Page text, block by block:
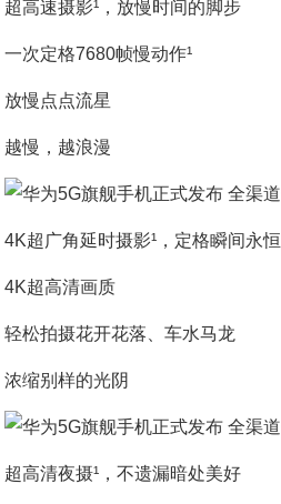
超高速摄影¹，放慢时间的脚步
一次定格7680帧慢动作¹
放慢点点流星
越慢，越浪漫
4K超广角延时摄影¹，定格瞬间永恒
4K超高清画质
轻松拍摄花开花落、车水马龙
浓缩别样的光阴
超高清夜摄¹，不遗漏暗处美好